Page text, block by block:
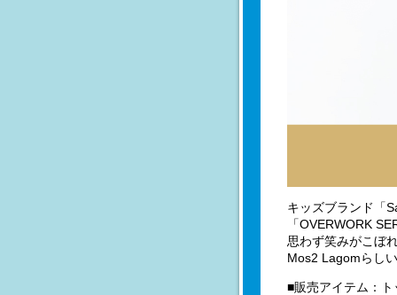
キッズブランド「
「OVERWORK
思わず笑みがこぼ
Mos2 Lagomらし
■販売アイテム：